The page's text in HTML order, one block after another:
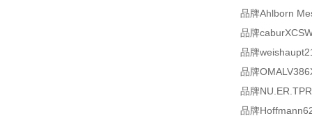
品牌Ahlborn
品牌
品牌
品牌
品牌
品牌